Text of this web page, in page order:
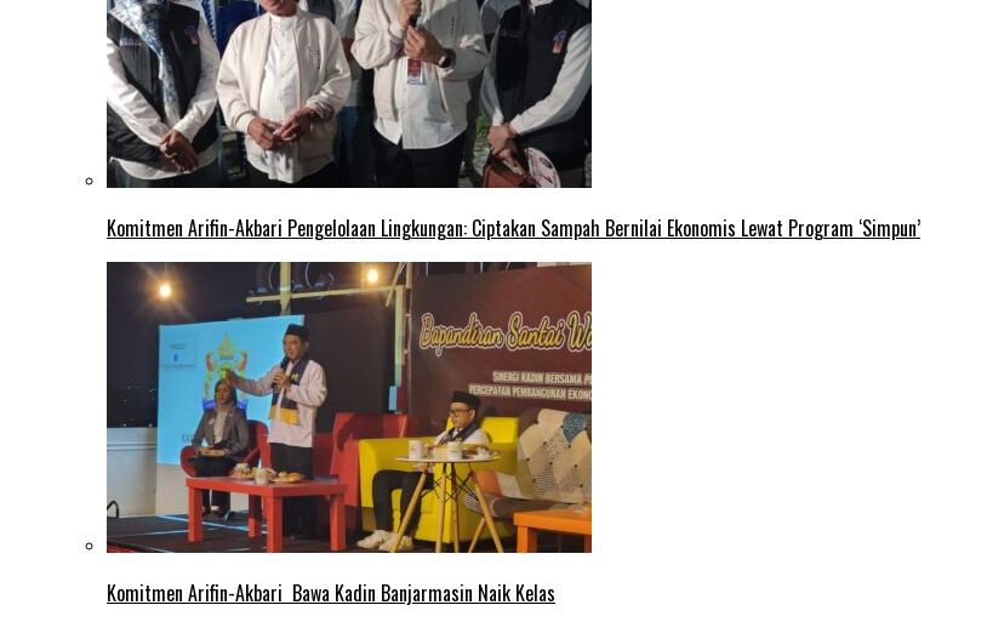
Komitmen Arifin-Akbari Pengelolaan Lingkungan: Ciptakan Sampah Bernilai Ekonomis Lewat Program ‘Simpun’
Komitmen Arifin-Akbari Bawa Kadin Banjarmasin Naik Kelas